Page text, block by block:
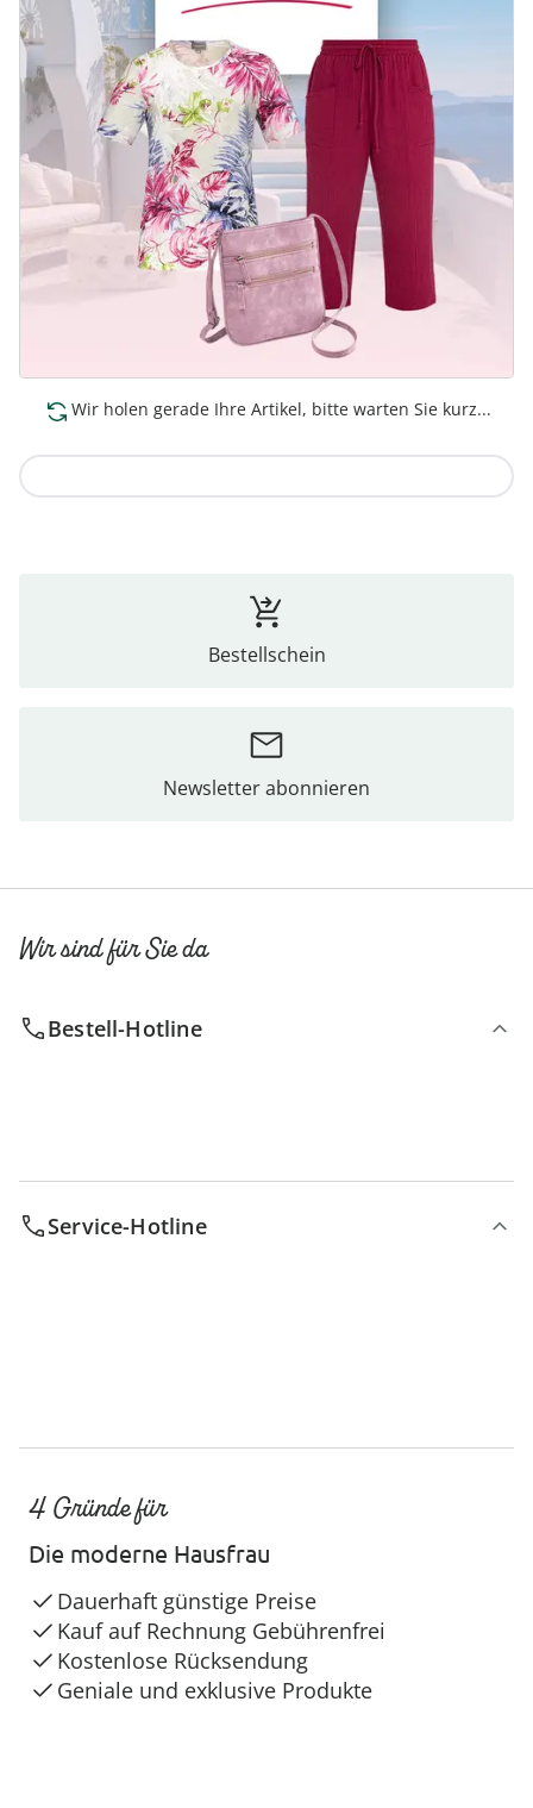
Wir holen gerade Ihre Artikel, bitte warten Sie kurz...
Bestellschein
Newsletter abonnieren
Wir sind für Sie da
Bestell-Hotline
Service-Hotline
4 Gründe für
Die moderne Hausfrau
Dauerhaft günstige Preise
Kauf auf Rechnung Gebührenfrei
Kostenlose Rücksendung
Geniale und exklusive Produkte